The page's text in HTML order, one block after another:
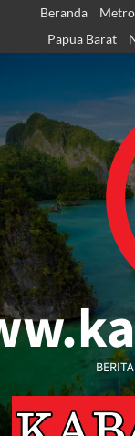
content
Beranda Metro
Papua Barat